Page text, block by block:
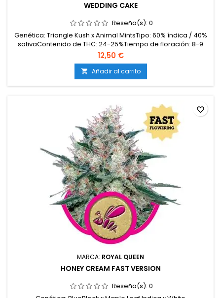
WEDDING CAKE
Reseña(s): 0
Genética: Triangle Kush x Animal MintsTipo: 60% índica / 40%
sativaContenido de THC: 24-25%Tiempo de floración: 8-9
semanasProducción en interior: 500-600 g/m²Producción en
exterior: hasta 650 g/plantaAltura: 80-120 cm en interior;
hasta 200 cm en exteriorAromas y sabores: Dulces y
cremosos (vainilla, repostería) con fondo terroso,...
12,50 €
 Añadir al carrito
MARCA: ROYAL QUEEN
HONEY CREAM FAST VERSION
Reseña(s): 0
favorite_border